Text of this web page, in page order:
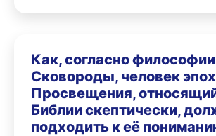
Как, согласно
Сковороды, человек
Просвещения,
Библии скептически,
подходить к её